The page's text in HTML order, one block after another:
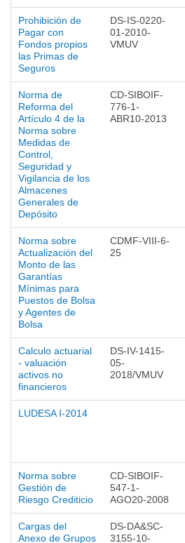
Prohibición de
Pagar con
Fondos propios
las Primas de
Seguros
DS-IS-0220-
01-2010-
VMUV
Norma de
Reforma del
Artículo 4 de la
Norma sobre
Medidas de
Control,
Seguridad y
Vigilancia de los
Almacenes
Generales de
Depósito
CD-SIBOIF-
776-1-
ABR10-2013
Norma sobre
Actualización del
Monto de las
Garantías
Mínimas para
Puestos de Bolsa
y Agentes de
Bolsa
CDMF-VIII-6-
25
Calculo actuarial
- valuación
activos no
financieros
DS-IV-1415-
05-
2018/VMUV
LUDESA I-2014
Norma sobre
Gestión de
Riesgo Crediticio
CD-SIBOIF-
547-1-
AGO20-2008
Cargas del
Anexo de Grupos
DS-DA&SC-
3155-10-